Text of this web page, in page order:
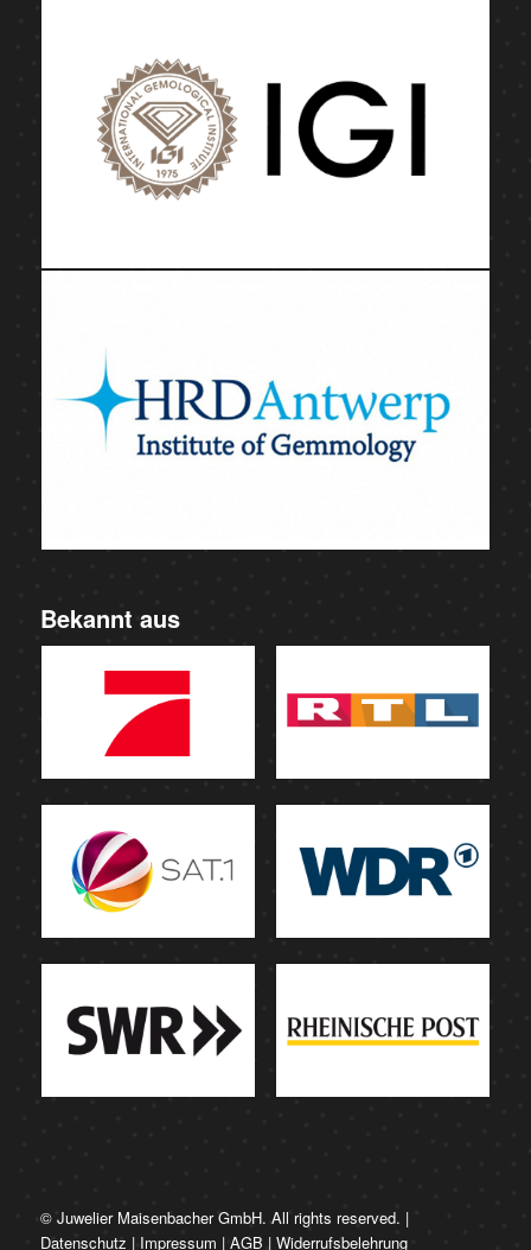
Bekannt aus
© Juwelier Maisenbacher GmbH. All rights reserved. |
Datenschutz | Impressum | AGB | Widerrufsbelehrung